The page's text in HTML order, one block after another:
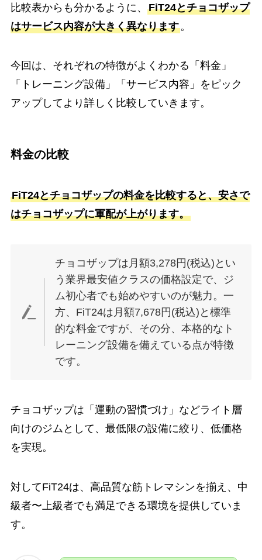
比較表からも分かるように、 FiT24とチョコザップ
はサービス内容が大きく異なります。
今回は、それぞれの特徴がよくわかる「料金」
「トレーニング設備」「サービス内容」をピック
アップしてより詳しく比較していきます。
料金の比較
FiT24とチョコザップの料金を比較すると、安さで
はチョコザップに軍配が上がります。
チョコザップは月額3,278円(税込)とい
う業界最安値クラスの価格設定で、ジ
ム初心者でも始めやすいのが魅力。一
方、FiT24は月額7,678円(税込)と標準
的な料金ですが、その分、本格的なト
レーニング設備を備えている点が特徴
です。
チョコザップは「運動の習慣づけ」などライト層
向けのジムとして、最低限の設備に絞り、低価格
を実現。
対してFiT24は、高品質な筋トレマシンを揃え、中
級者〜上級者でも満足できる環境を提供していま
す。